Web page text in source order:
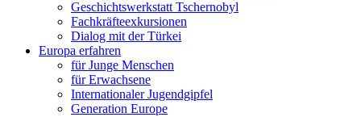
Geschichtswerkstatt Tschernobyl
Fachkräfteexkursionen
Dialog mit der Türkei
Europa erfahren
für Junge Menschen
für Erwachsene
Internationaler Jugendgipfel
Generation Europe